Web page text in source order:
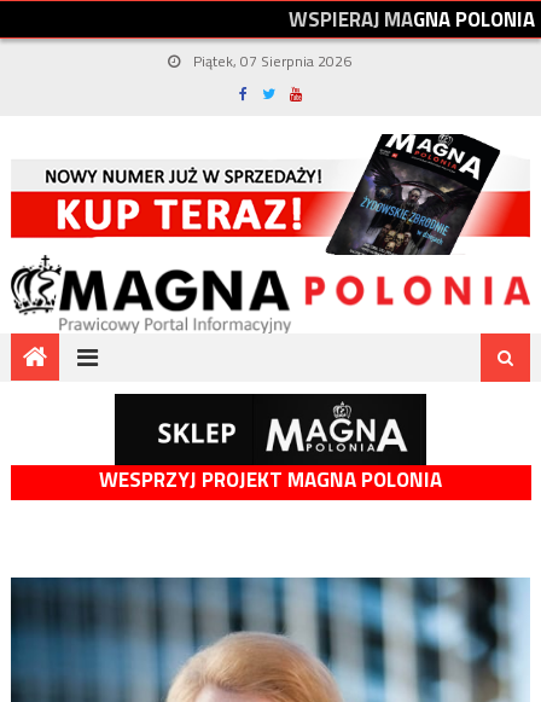
WSPIERAJMAGNAPOLONIA
Piątek, 07 Sierpnia 2026
WESPRZYJ PROJEKT MAGNA POLONIA